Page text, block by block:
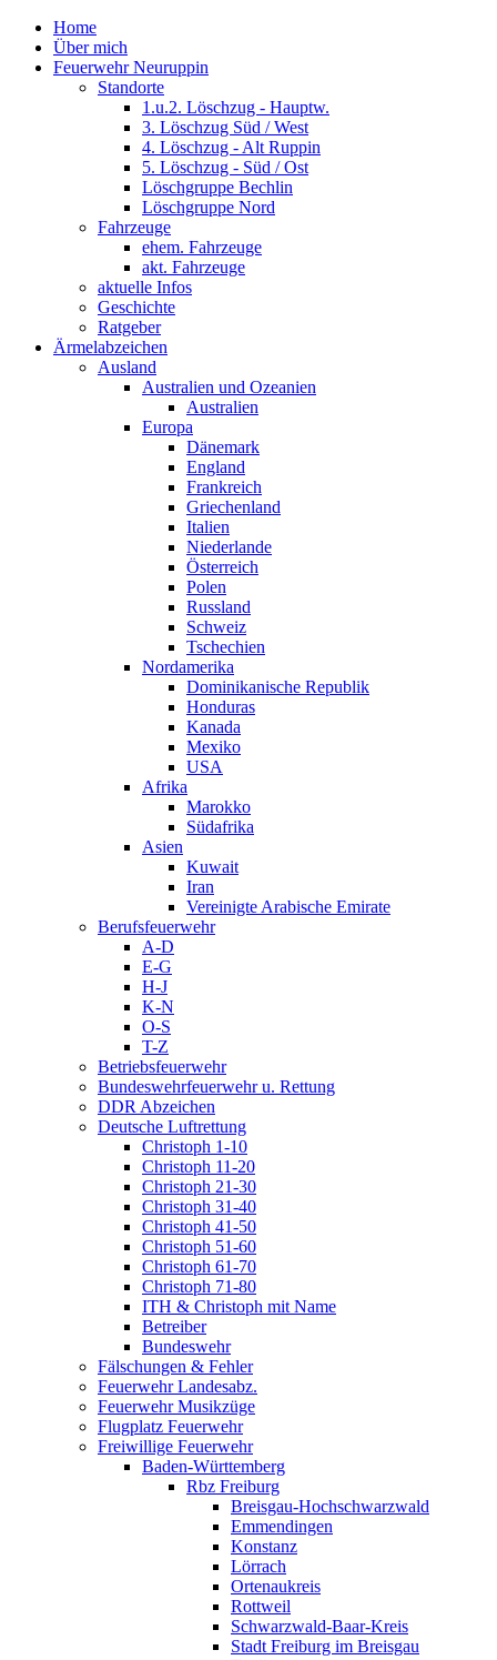
Home
Über mich
Feuerwehr Neuruppin
Standorte
1.u.2. Löschzug - Hauptw.
3. Löschzug Süd / West
4. Löschzug - Alt Ruppin
5. Löschzug - Süd / Ost
Löschgruppe Bechlin
Löschgruppe Nord
Fahrzeuge
ehem. Fahrzeuge
akt. Fahrzeuge
aktuelle Infos
Geschichte
Ratgeber
Ärmelabzeichen
Ausland
Australien und Ozeanien
Australien
Europa
Dänemark
England
Frankreich
Griechenland
Italien
Niederlande
Österreich
Polen
Russland
Schweiz
Tschechien
Nordamerika
Dominikanische Republik
Honduras
Kanada
Mexiko
USA
Afrika
Marokko
Südafrika
Asien
Kuwait
Iran
Vereinigte Arabische Emirate
Berufsfeuerwehr
A-D
E-G
H-J
K-N
O-S
T-Z
Betriebsfeuerwehr
Bundeswehrfeuerwehr u. Rettung
DDR Abzeichen
Deutsche Luftrettung
Christoph 1-10
Christoph 11-20
Christoph 21-30
Christoph 31-40
Christoph 41-50
Christoph 51-60
Christoph 61-70
Christoph 71-80
ITH & Christoph mit Name
Betreiber
Bundeswehr
Fälschungen & Fehler
Feuerwehr Landesabz.
Feuerwehr Musikzüge
Flugplatz Feuerwehr
Freiwillige Feuerwehr
Baden-Württemberg
Rbz Freiburg
Breisgau-Hochschwarzwald
Emmendingen
Konstanz
Lörrach
Ortenaukreis
Rottweil
Schwarzwald-Baar-Kreis
Stadt Freiburg im Breisgau